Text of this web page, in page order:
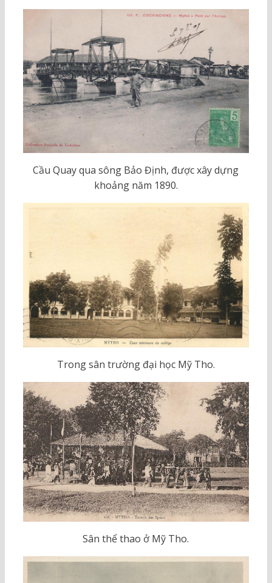
Cầu Quay qua sông Bảo Định, được xây dựng
khoảng năm 1890.
Trong sân trường đại học Mỹ Tho.
Sân thể thao ở Mỹ Tho.